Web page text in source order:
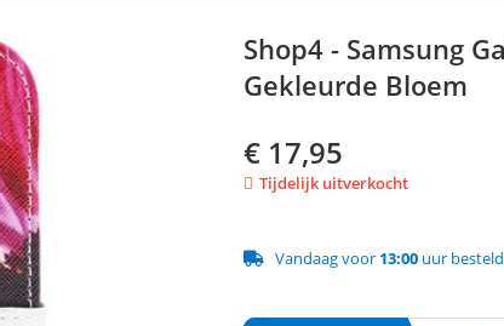
Shop4 - Samsung
Gekleurde Bloem
€ 17,95
Tijdelijk uitverkocht
Vandaag voor 13:00 uur